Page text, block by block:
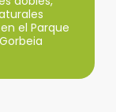
el Parque